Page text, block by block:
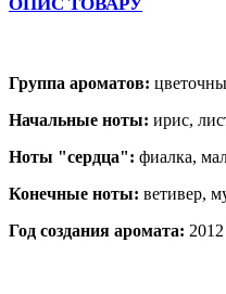
Группа ароматов:
Начальные ноты: ирис,
Ноты "сердца": фиалка,
Конечные ноты: ветивер,
Год создания аромата: 2012